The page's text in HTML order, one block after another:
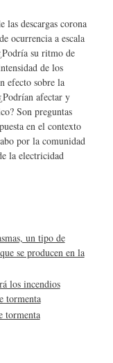
las descargas corona
ocurrencia a escala
su ritmo de
de los
efecto sobre la
afectar y
Son preguntas
en el contexto
por la comunidad
la electricidad
un tipo de
se producen en la
los incendios
tormenta
tormenta